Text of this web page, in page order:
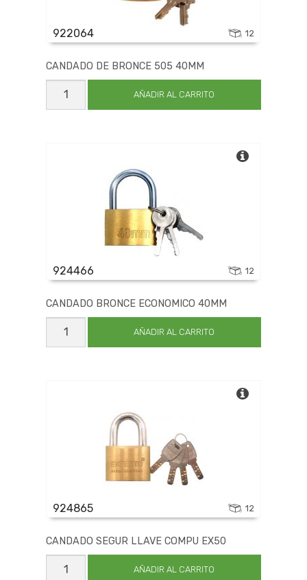
922064 12
CANDADO DE BRONCE 505 40MM
CANDADO
AÑADIR AL CARRITO
924466 12
CANDADO BRONCE ECONOMICO 40MM
CANDADO
BRONCE
AÑADIR AL CARRITO
924865 12
CANDADO SEGUR LLAVE COMPU EX50
CANDADO
SEGUR
AÑADIR AL CARRITO